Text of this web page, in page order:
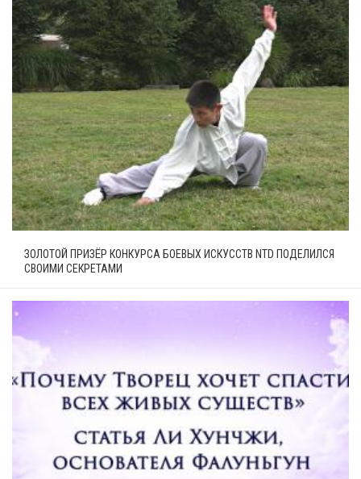
ЗОЛОТОЙ ПРИЗЁР КОНКУРСА БОЕВЫХ ИСКУССТВ NTD ПОДЕЛИЛСЯ
СВОИМИ СЕКРЕТАМИ